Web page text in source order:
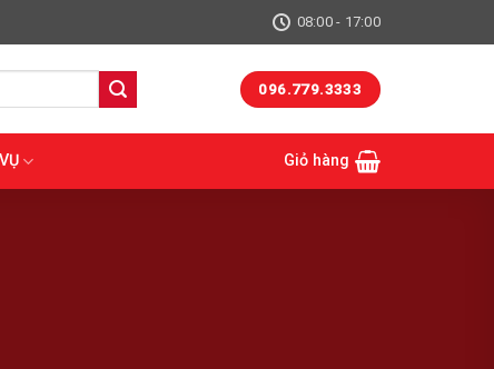
08:00 - 17:00
096.779.3333
Giỏ hàng